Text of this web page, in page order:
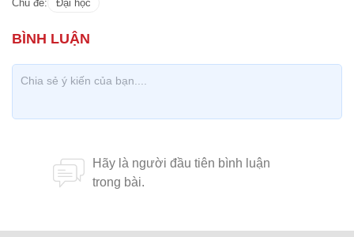
Chủ đề: Đại học